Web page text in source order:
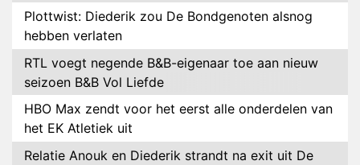
Plottwist: Diederik zou De Bondgenoten alsnog
hebben verlaten
RTL voegt negende B&B-eigenaar toe aan nieuw
seizoen B&B Vol Liefde
HBO Max zendt voor het eerst alle onderdelen van
het EK Atletiek uit
Relatie Anouk en Diederik strandt na exit uit De